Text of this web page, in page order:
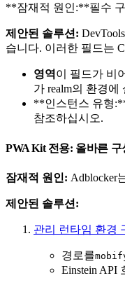
**잠재적 원인:**필수
제안된 솔루션:
습니다. 이러한 필드는
영역이 필드가 비
가 realm의 환경에
**인스턴스 유형
참조하십시오.
PWA Kit 전용: 올바른
잠재적 원인: Adblocker
제안된 솔루션:
관리 런타임 환경
경로를
Einstein API